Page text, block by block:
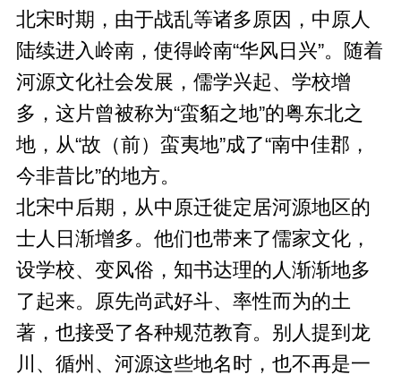
北宋时期，由于战乱等诸多原因，中原人
陆续进入岭南，使得岭南“华风日兴”。随着
河源文化社会发展，儒学兴起、学校增
多，这片曾被称为“蛮貊之地”的粤东北之
地，从“故（前）蛮夷地”成了“南中佳郡，
今非昔比”的地方。
北宋中后期，从中原迁徙定居河源地区的
士人日渐增多。他们也带来了儒家文化，
设学校、变风俗，知书达理的人渐渐地多
了起来。原先尚武好斗、率性而为的土
著，也接受了各种规范教育。别人提到龙
川、循州、河源这些地名时，也不再是一